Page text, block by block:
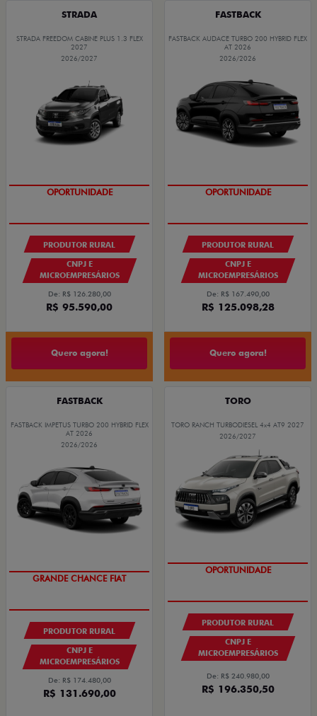
STRADA
STRADA FREEDOM CABINE PLUS 1.3 FLEX
2027
2026/2027
PRODUTOR RURAL
CNPJ E
MICROEMPRESÁRIOS
De: R$ 126.280,00
R$ 95.590,00
Quero agora!
FASTBACK
FASTBACK AUDACE TURBO 200 HYBRID FLEX
AT 2026
2026/2026
PRODUTOR RURAL
CNPJ E
MICROEMPRESÁRIOS
De: R$ 167.490,00
R$ 125.098,28
Quero agora!
FASTBACK
FASTBACK IMPETUS TURBO 200 HYBRID FLEX
AT 2026
2026/2026
PRODUTOR RURAL
CNPJ E
MICROEMPRESÁRIOS
De: R$ 174.480,00
R$ 131.690,00
TORO
TORO RANCH TURBODIESEL 4x4 AT9 2027
2026/2027
OPORTUNIDADE
PRODUTOR RURAL
CNPJ E
MICROEMPRESÁRIOS
De: R$ 240.980,00
R$ 196.350,50